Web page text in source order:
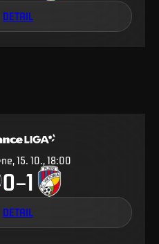
DETAIL
ne, 15. 10., 18:00
0–1
DETAIL